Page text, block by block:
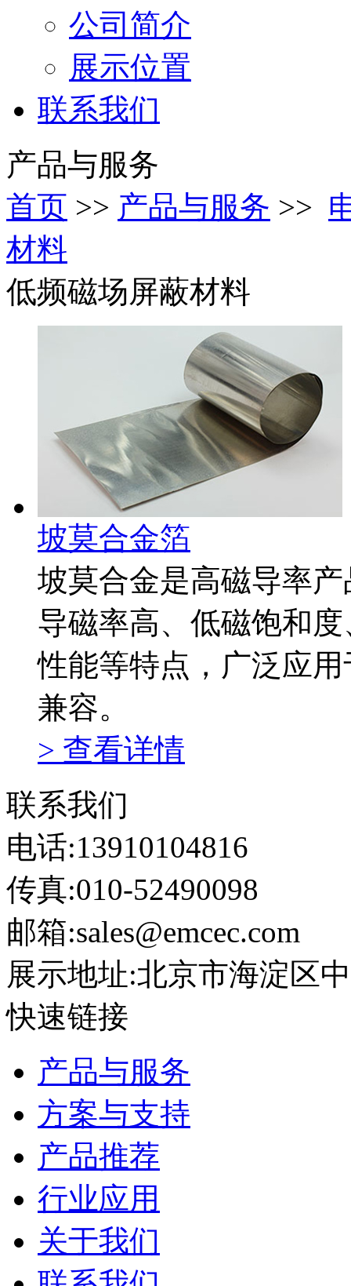
公司简介
展示位置
联系我们
产品与服务
首页 >> 产品与服务 >>
材料
低频磁场屏蔽材料
坡莫合金箔
坡莫合金是高磁导率
导磁率高、低磁饱和
性能等特点，广泛应
兼容。
> 查看详情
联系我们
电话:13910104816
传真:010-52490098
邮箱:sales@emcec.com
展示地址:北京市海淀区
快速链接
产品与服务
方案与支持
产品推荐
行业应用
关于我们